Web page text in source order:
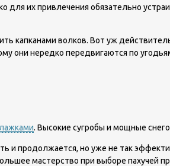
для их привлечения обязательно
капканами волков. Вот уж
они нередко передвигаются по
. Высокие сугробы и мощные
и продолжается, но уже не так
мастерство при выборе пахучей